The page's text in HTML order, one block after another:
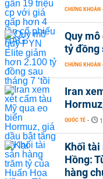
CHỨNG KHOÁN
Quy
tỷ đồng
CHỨNG KHOÁN
Iran
QUỐC TẾ -
Khối tài
Hồng:
hàng